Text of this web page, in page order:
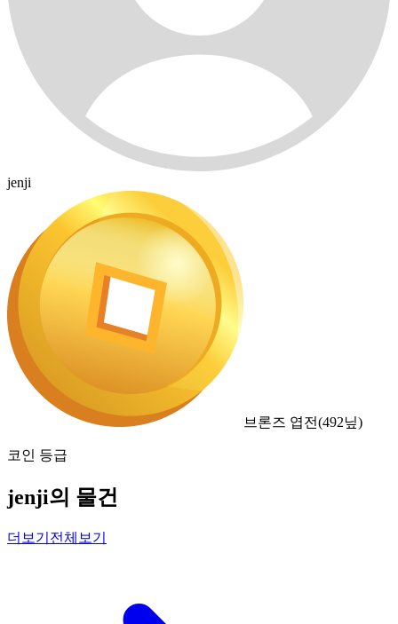
jenji
브론즈 엽전(492닢)
코인 등급
jenji의 물건
더보기 전체보기